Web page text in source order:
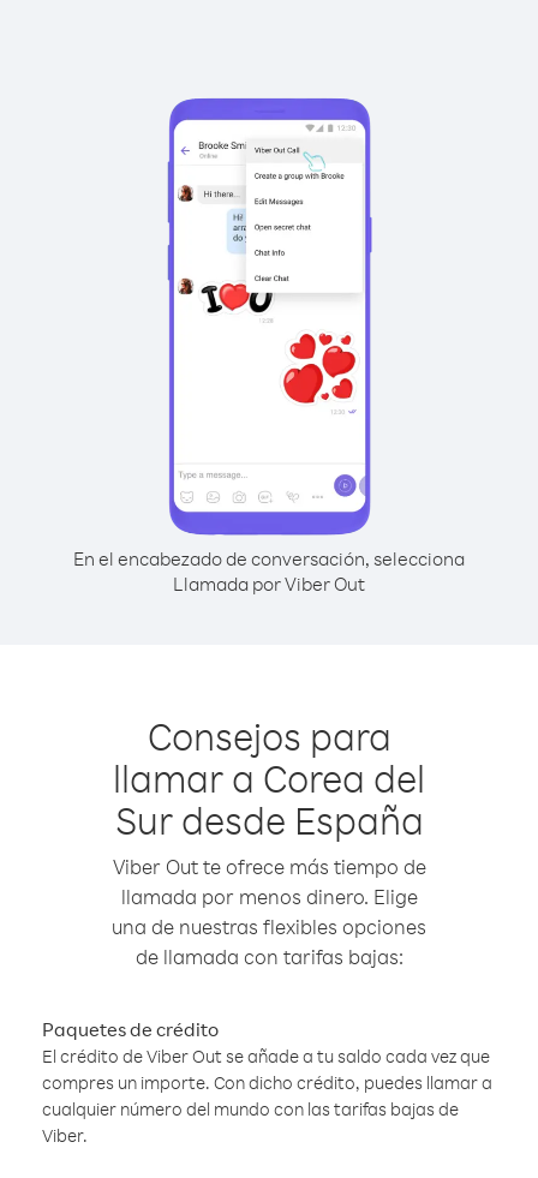
En el encabezado de conversación, selecciona
Llamada por Viber Out
Consejos para
llamar a Corea del
Sur desde España
Viber Out te ofrece más tiempo de
llamada por menos dinero. Elige
una de nuestras flexibles opciones
de llamada con tarifas bajas:
Paquetes de crédito
El crédito de Viber Out se añade a tu saldo cada vez que
compres un importe. Con dicho crédito, puedes llamar a
cualquier número del mundo con las tarifas bajas de
Viber.